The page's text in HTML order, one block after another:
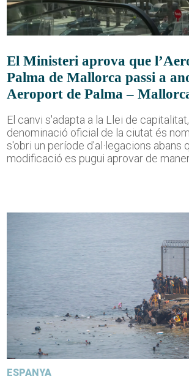
El Ministeri aprova que
Palma de Mallorca passi a
Aeroport de Palma –
El canvi s'adapta a la Llei de
denominació oficial de la ciutat és
s'obri un període d'al·legacions abans
modificació es pugui aprovar de
ESPANYA